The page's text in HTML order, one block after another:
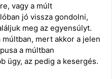
vagy a múlt
jó vissza gondolni,
meg az egyensúlyt.
mert akkor a jelen
a múltban
ügy, az pedig a kesergés.